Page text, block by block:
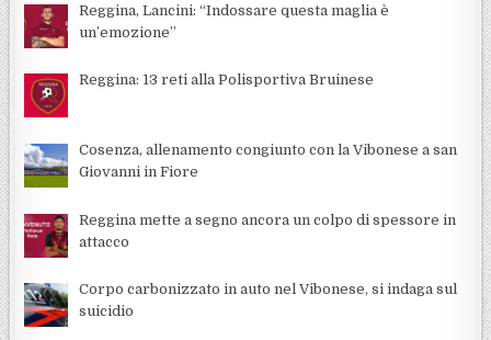
Reggina, Lancini: “Indossare questa maglia è
un’emozione”
Reggina: 13 reti alla Polisportiva Bruinese
Cosenza, allenamento congiunto con la Vibonese a san
Giovanni in Fiore
Reggina mette a segno ancora un colpo di spessore in
attacco
Corpo carbonizzato in auto nel Vibonese, si indaga sul
suicidio